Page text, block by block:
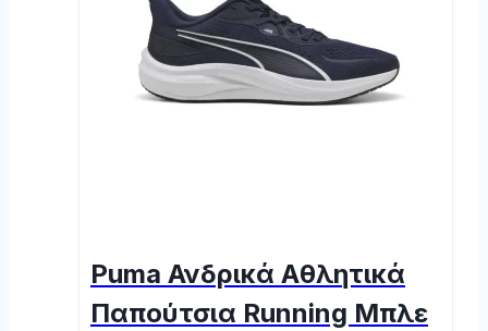
Puma Ανδρικά Αθλητικά
Παπούτσια Running Μπλε